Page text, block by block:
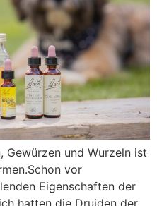
Gewürzen und Wurzeln ist
vor
Eigenschaften der